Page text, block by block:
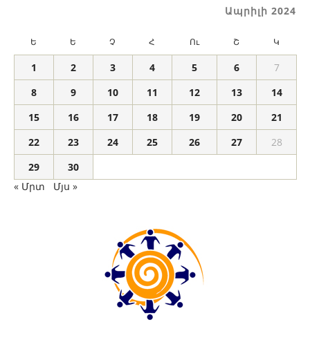
Ապրիլի 2024
Ե Ե Չ Հ Ու Շ Կ
1 2 3 4 5 6
7
8
9 10 11 12 13
14
15
16 17 18 19 20
21
22
23 24 25 26 27
28
29
30
« Մրտ
Մյս »